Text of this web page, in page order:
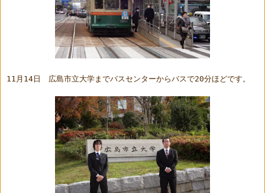
11月14日　広島市立大学までバスセンターからバスで20分ほどです。